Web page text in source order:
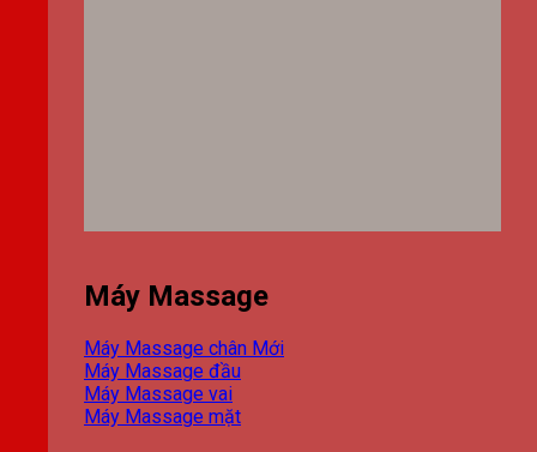
Máy Massage
Máy Massage chân
Máy Massage đầu
Máy Massage vai
Máy Massage mặt